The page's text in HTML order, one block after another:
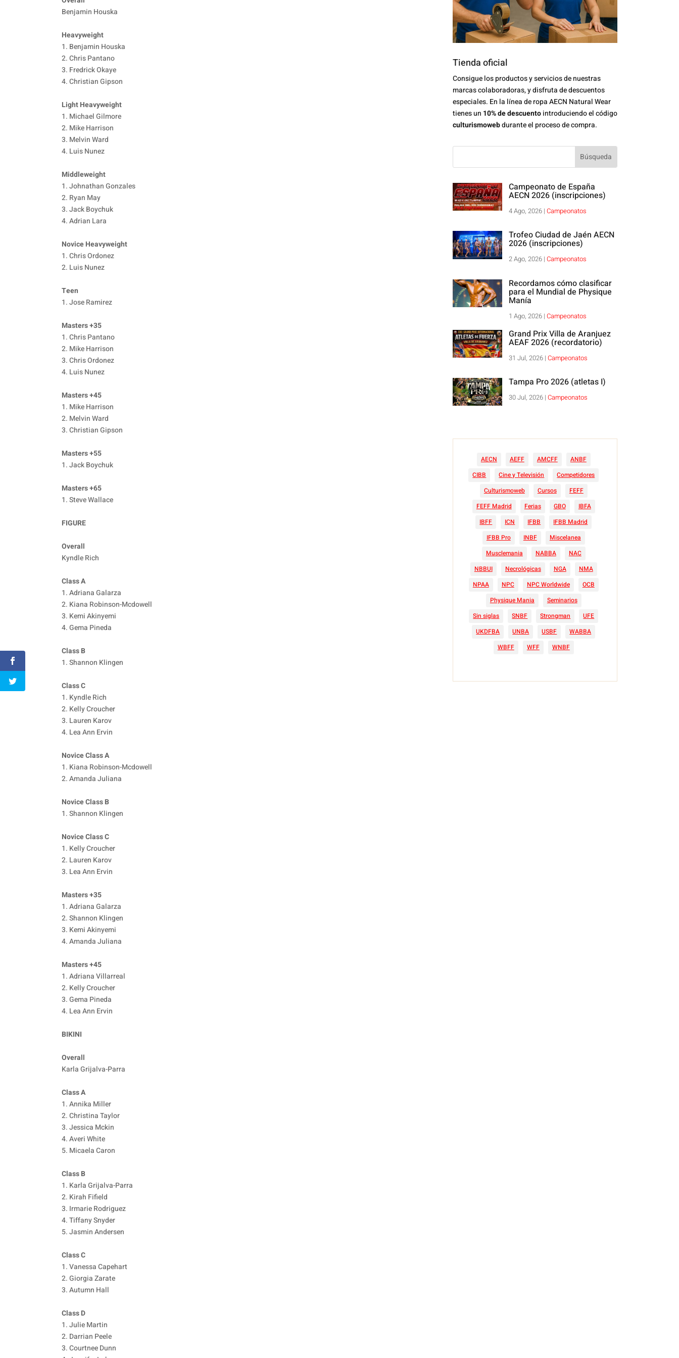
Benjamin Houska
Heavyweight
1. Benjamin Houska
2. Chris Pantano
3. Fredrick Okaye
4. Christian Gipson
Light Heavyweight
1. Michael Gilmore
2. Mike Harrison
3. Melvin Ward
4. Luis Nunez
Middleweight
1. Johnathan Gonzales
2. Ryan May
3. Jack Boychuk
4. Adrian Lara
Novice Heavyweight
1. Chris Ordonez
2. Luis Nunez
Teen
1. Jose Ramirez
Masters +35
1. Chris Pantano
2. Mike Harrison
3. Chris Ordonez
4. Luis Nunez
Masters +45
1. Mike Harrison
2. Melvin Ward
3. Christian Gipson
Masters +55
1. Jack Boychuk
Masters +65
1. Steve Wallace
FIGURE
Overall
Kyndle Rich
Class A
1. Adriana Galarza
2. Kiana Robinson-Mcdowell
3. Kemi Akinyemi
4. Gema Pineda
Class B
1. Shannon Klingen
Class C
1. Kyndle Rich
2. Kelly Croucher
3. Lauren Karov
4. Lea Ann Ervin
Novice Class A
1. Kiana Robinson-Mcdowell
2. Amanda Juliana
Novice Class B
1. Shannon Klingen
Novice Class C
1. Kelly Croucher
2. Lauren Karov
3. Lea Ann Ervin
Masters +35
1. Adriana Galarza
2. Shannon Klingen
3. Kemi Akinyemi
4. Amanda Juliana
Masters +45
1. Adriana Villarreal
2. Kelly Croucher
3. Gema Pineda
4. Lea Ann Ervin
BIKINI
Overall
Karla Grijalva-Parra
Class A
1. Annika Miller
2. Christina Taylor
3. Jessica Mckin
4. Averi White
5. Micaela Caron
Class B
1. Karla Grijalva-Parra
2. Kirah Fifield
3. Irmarie Rodriguez
4. Tiffany Snyder
5. Jasmin Andersen
Class C
1. Vanessa Capehart
2. Giorgia Zarate
3. Autumn Hall
Class D
1. Julie Martin
2. Darrian Peele
3. Courtnee Dunn
Tienda oficial
Consigue los productos y servicios de nuestras
marcas colaboradoras, y disfruta de descuentos
especiales. En la línea de ropa AECN Natural Wear
tienes un 10% de descuentointroduciendo el código
culturismowebdurante el proceso de compra.
Campeonato de España
AECN 2026 (inscripciones)
4 Ago, 2026| Campeonatos
Trofeo Ciudad de Jaén AECN
2026 (inscripciones)
2 Ago, 2026| Campeonatos
Recordamos cómo clasificar
para el Mundial de Physique
Manía
1 Ago, 2026| Campeonatos
Grand Prix Villa de Aranjuez
AEAF 2026 (recordatorio)
31 Jul, 2026| Campeonatos
Tampa Pro 2026 (atletas I)
30 Jul, 2026| Campeonatos
AECN AEFF AMCFF
ANBF
CIBB
Cine y Televisión
Competidores
Culturismoweb
Cursos
FEFF
FEFF Madrid
Ferias GBO
IBFA
IBFF
ICN IFBB
IFBB Madrid
IFBB Pro
INBF
Miscelanea
Musclemania
NABBA
NAC
NBBUI
Necrológicas NGA
NMA
NPAA
NPC NPC Worldwide
OCB
Physique Mania
Seminarios
Sin siglas
SNBF Strongman
UFE
UKDFBA
UNBA USBF
WABBA
WBFF
WFF WNBF